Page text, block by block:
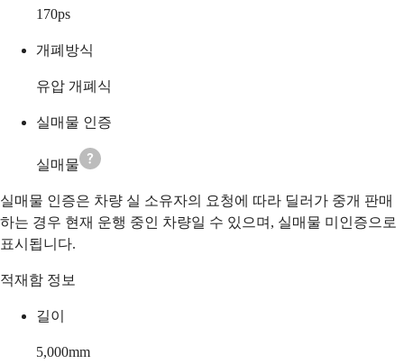
170ps
개폐방식
유압 개폐식
실매물 인증
실매물
실매물 인증은 차량 실 소유자의 요청에 따라 딜러가 중개 판매
하는 경우 현재 운행 중인 차량일 수 있으며, 실매물 미인증으로
표시됩니다.
적재함 정보
길이
5,000mm